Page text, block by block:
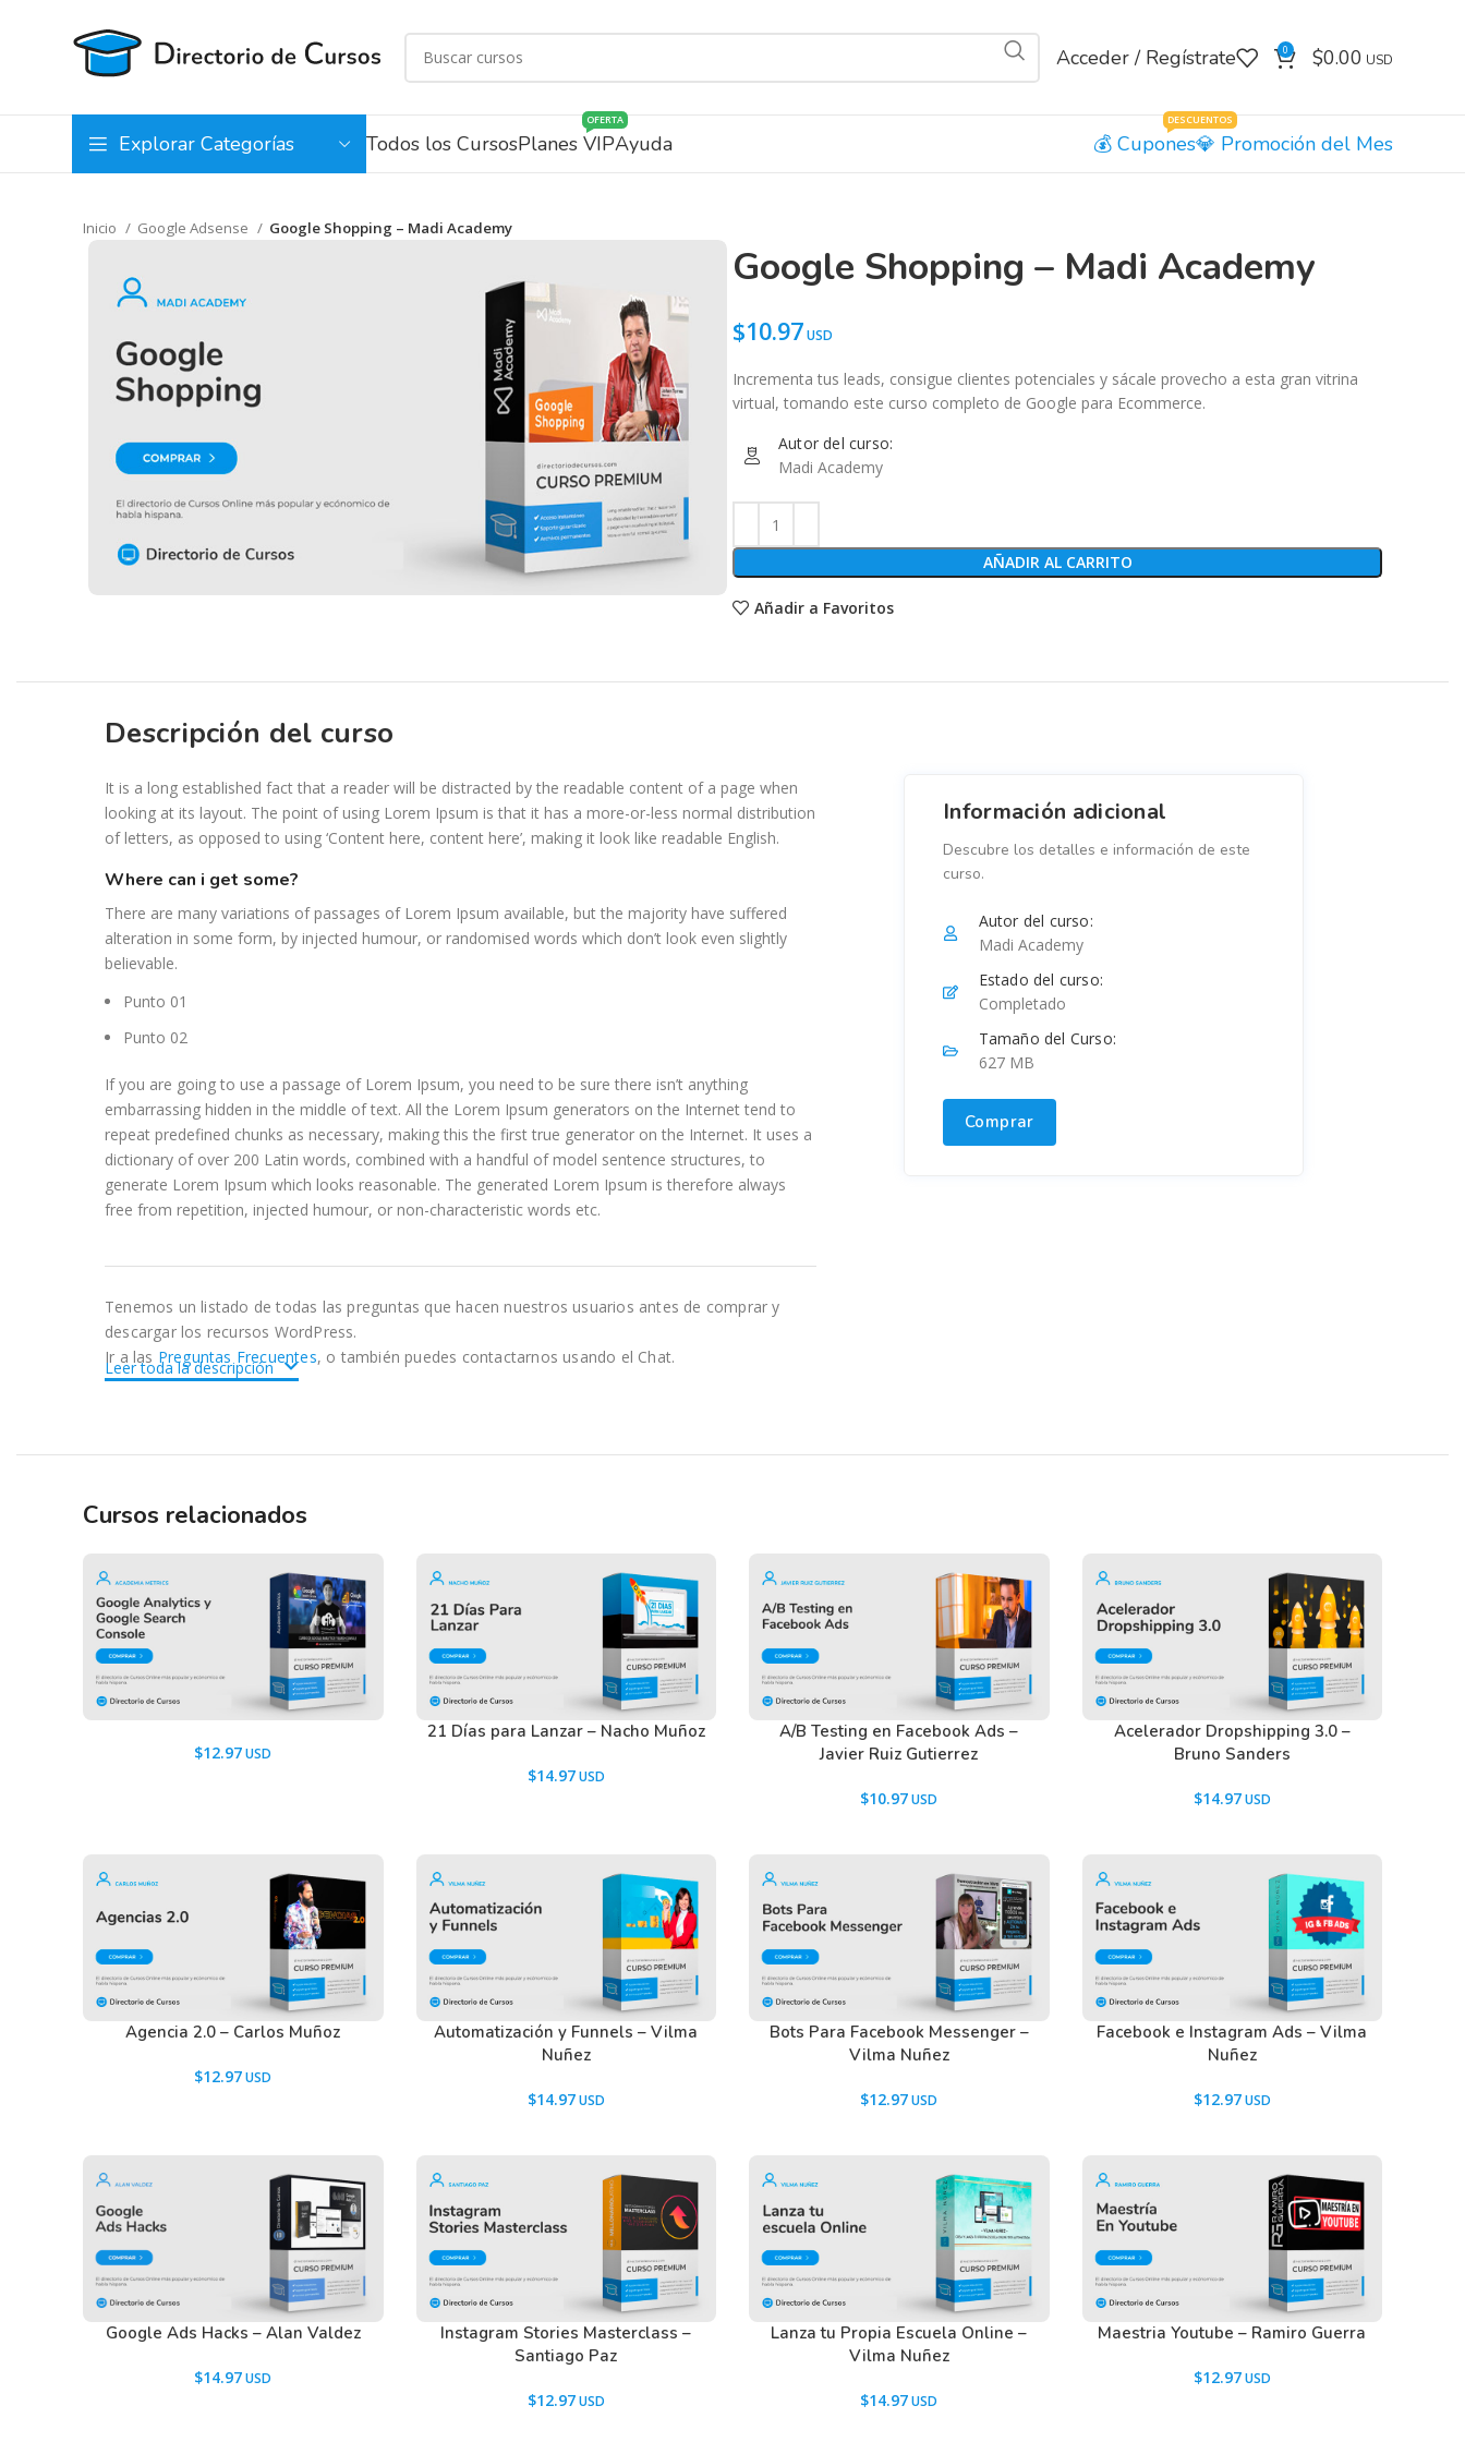
Acceder / Regístrate 0 $0.00
Explorar Categorías Todos los CursosPlanes VIP
OFERTA
Ayuda Cupones
DESCUENTOS
Promoción del Mes
Inicio Google Adsense Google Shopping – Madi Academy
Google Shopping – Madi Academy
$10.97
Incrementa tus leads, consigue clientes potenciales y sácale provecho a esta gran vitrina
virtual, tomando este curso completo de Google para Ecommerce.
Autor del curso:
Madi Academy
AÑADIR AL CARRITO
Añadir a Favoritos
Descripción del curso
It is a long established fact that a reader will be distracted by the readable content of a page when
looking at its layout. The point of using Lorem Ipsum is that it has a more-or-less normal distribution
of letters, as opposed to using ‘Content here, content here’, making it look like readable English.
where can i get some?
There are many variations of passages of Lorem Ipsum available, but the majority have suffered
alteration in some form, by injected humour, or randomised words which don’t look even slightly
believable.
Punto 01
Punto 02
If you are going to use a passage of Lorem Ipsum, you need to be sure there isn’t anything
embarrassing hidden in the middle of text. All the Lorem Ipsum generators on the Internet tend to
repeat predefined chunks as necessary, making this the first true generator on the Internet. It uses a
dictionary of over 200 Latin words, combined with a handful of model sentence structures, to
generate Lorem Ipsum which looks reasonable. The generated Lorem Ipsum is therefore always
free from repetition, injected humour, or non-characteristic words etc.
Tenemos un listado de todas las preguntas que hacen nuestros usuarios antes de comprar y
descargar los recursos WordPress.
Ir a las Preguntas Frecuentes, o también puedes contactarnos usando el Chat.
Leer toda la descripción
Información adicional
Descubre los detalles e información de este
curso.
Autor del curso:
Madi Academy
Estado del curso:
Completado
Tamaño del Curso:
627 MB
Comprar
Cursos relacionados
$12.97
21 Días para Lanzar – Nacho Muñoz
$14.97
A/B Testing en Facebook Ads –
Javier Ruiz Gutierrez
$10.97
Acelerador Dropshipping 3.0 –
Bruno Sanders
$14.97
Agencia 2.0 – Carlos Muñoz
$12.97
Automatización y Funnels – Vilma
Nuñez
$14.97
Bots Para Facebook Messenger –
Vilma Nuñez
$12.97
Facebook e Instagram Ads – Vilma
Nuñez
$12.97
Google Ads Hacks – Alan Valdez
$14.97
Instagram Stories Masterclass –
Santiago Paz
$12.97
Lanza tu Propia Escuela Online –
Vilma Nuñez
$14.97
Maestria Youtube – Ramiro Guerra
$12.97